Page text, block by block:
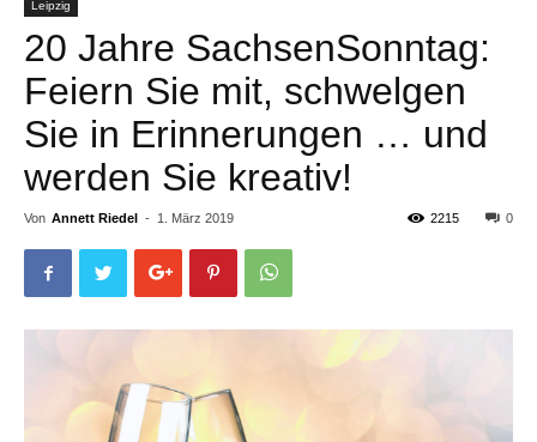
Leipzig
20 Jahre SachsenSonntag:
Feiern Sie mit, schwelgen
Sie in Erinnerungen … und
werden Sie kreativ!
Von Annett Riedel - 1. März 2019 0
2215